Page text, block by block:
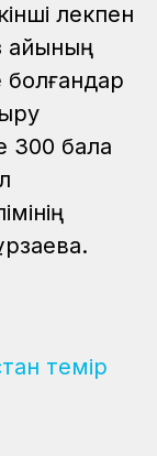
лекпен
айының
300 бала
темір